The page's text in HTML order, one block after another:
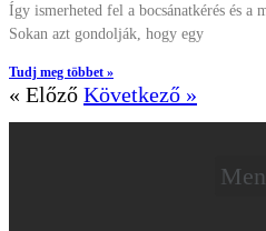
Így ismerheted fel a bocsánatkérés és a
Sokan azt gondolják, hogy egy
Tudj meg többet »
« Előző Következő »